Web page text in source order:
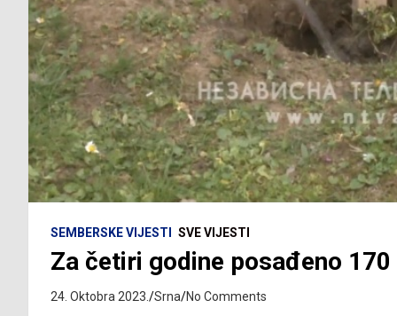
SEMBERSKE VIJESTI SVE VIJESTI
Za četiri godine posađeno
24. Oktobra 2023. Srna No Comments